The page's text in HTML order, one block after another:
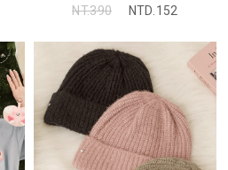
NT.390
NTD.152